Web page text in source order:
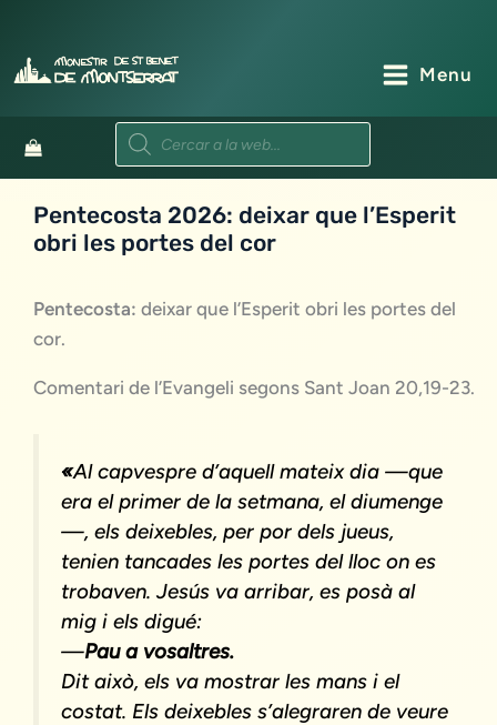
contingut
Menu
Products
search
Pentecosta 2026: deixar que l’Esperit
obri les portes del cor
Pentecosta: deixar que l’Esperit obri les portes del
cor.
Comentari de l’Evangeli segons Sant Joan 20,19-23.
«Al capvespre d’aquell mateix dia —que
era el primer de la setmana, el diumenge
—, els deixebles, per por dels jueus,
tenien tancades les portes del lloc on es
trobaven. Jesús va arribar, es posà al
mig i els digué:
—Pau a vosaltres.
Dit això, els va mostrar les mans i el
costat. Els deixebles s’alegraren de veure